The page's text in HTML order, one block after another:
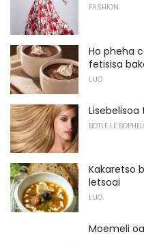
FASHION
Ho pheha
fetisisa
LIJO
BOTLE LE
Kakaretso
letsoai
LIJO
Moemeli